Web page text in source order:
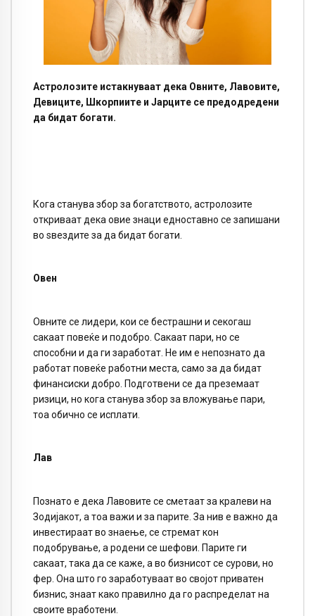
Астролозите истакнуваат дека Овните, Лавовите,
Девиците, Шкорпиите и Јарците се предодредени
да бидат богати.
Кога станува збор за богатството, астролозите
откриваат дека овие знаци едноставно се запишани
во ѕвездите за да бидат богати.
Овен
Овните се лидери, кои се бестрашни и секогаш
сакаат повеќе и подобро. Сакаат пари, но се
способни и да ги заработат. Не им е непознато да
работат повеќе работни места, само за да бидат
финансиски добро. Подготвени се да преземаат
ризици, но кога станува збор за вложување пари,
тоа обично се исплати.
Лав
Познато е дека Лавовите се сметаат за кралеви на
Зодијакот, а тоа важи и за парите. За нив е важно да
инвестираат во знаење, се стремат кон
подобрување, а родени се шефови. Парите ги
сакаат, така да се каже, а во бизнисот се сурови, но
фер. Она што го заработуваат во својот приватен
бизнис, знаат како правилно да го распределат на
своите вработени.